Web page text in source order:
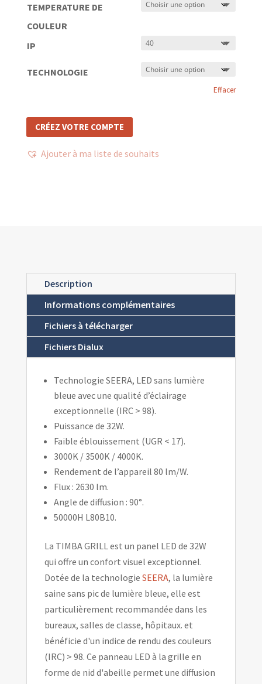
TEMPERATURE DE
COULEUR
IP
TECHNOLOGIE
Effacer
CRÉEZ VOTRE COMPTE
Ajouter à ma liste de souhaits
Description
Informations complémentaires
Fichiers à télécharger
Fichiers Dialux
Technologie SEERA, LED sans lumière
bleue avec une qualité d’éclairage
exceptionnelle (IRC > 98).
Puissance de 32W.
Faible éblouissement (UGR < 17).
3000K / 3500K / 4000K.
Rendement de l’appareil 80 lm/W.
Flux : 2630 lm.
Angle de diffusion : 90°.
50000H L80B10.
La TIMBA GRILL est un panel LED de 32W
qui offre un confort visuel exceptionnel.
Dotée de la technologie SEERA, la lumière
saine sans pic de lumière bleue, elle est
particulièrement recommandée dans les
bureaux, salles de classe, hôpitaux. et
bénéficie d'un indice de rendu des couleurs
(IRC) > 98. Ce panneau LED à la grille en
forme de nid d'abeille permet une diffusion